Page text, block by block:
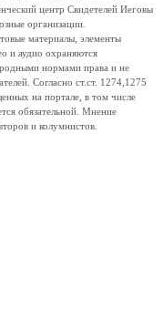
центр Свидетелей Иеговы
организации.
материалы, элементы
и аудио охраняются
нормами права и не
Согласно ст.ст. 1274,1275
на портале, в том числе
обязательной. Мнение
и колумнистов.